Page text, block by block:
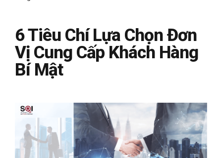
6 Tiêu Chí Lựa Chọn Đơn
Vị Cung Cấp Khách Hàng
Bí Mật